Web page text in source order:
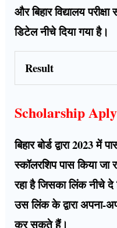
और बिहार विद्यालय
डिटेल नीचे दिया गया है।
Result
Scholarship
बिहार बोर्ड द्वारा 2023
स्कॉलरशिप पास किया जा
रहा है जिसका लिंक नीचे दे
उस लिंक के द्वारा अपना-
कर सकते हैं।